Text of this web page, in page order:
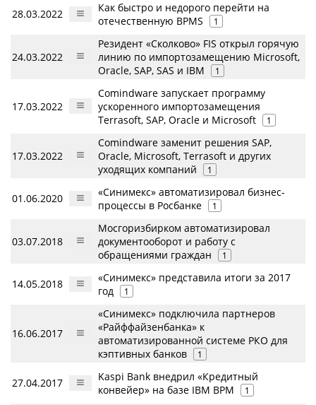
28.03.2022
Как быстро и недорого перейти на
отечественную BPMS
1
24.03.2022
Резидент «Сколково» FIS открыл горячую
линию по импортозамещению Microsoft,
Oracle, SAP, SAS и IBM
1
17.03.2022
Comindware запускает программу
ускоренного импортозамещения
Terrasoft, SAP, Oracle и Microsoft
1
17.03.2022
Comindware заменит решения SAP,
Oracle, Microsoft, Terrasoft и других
уходящих компаний
1
01.06.2020
«Синимекс» автоматизировал бизнес-
процессы в Росбанке
1
03.07.2018
Мосгоризбирком автоматизировал
документооборот и работу с
обращениями граждан
1
14.05.2018
«Синимекс» представила итоги за 2017
год
1
16.06.2017
«Синимекс» подключила партнеров
«Райффайзенбанка» к
автоматизированной системе РКО для
кэптивных банков
1
27.04.2017
Kaspi Bank внедрил «Кредитный
конвейер» на базе IBM BPM
1